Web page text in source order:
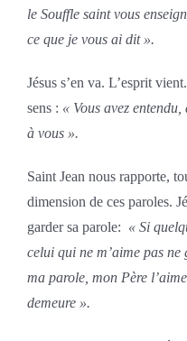
le Souffle saint vous
ce que je vous ai dit ».
Jésus s’en va. L’esprit
sens : « Vous avez
à vous ».
Saint Jean nous rapporte,
dimension de ces paroles.
garder sa parole: « Si
celui qui ne m’aime pas
ma parole, mon Père
demeure ».